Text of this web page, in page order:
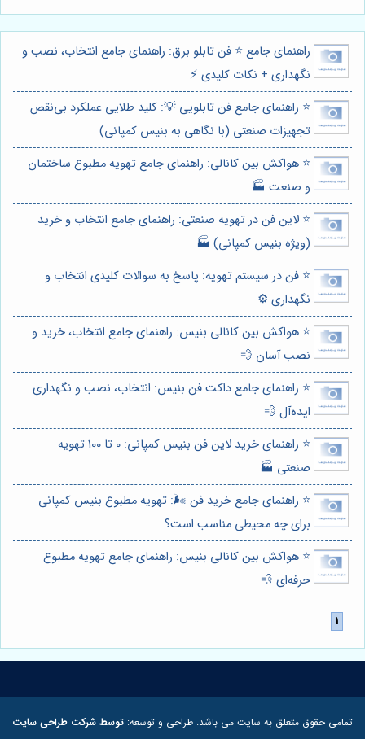
راهنمای جامع ⭐️ فن تابلو برق: راهنمای جامع انتخاب، نصب و
نگهداری + نکات کلیدی ⚡️
⭐️ راهنمای جامع فن تابلویی 💡: کلید طلایی عملکرد بی‌نقص
تجهیزات صنعتی (با نگاهی به بنیس کمپانی)
⭐️ هواکش بین کانالی: راهنمای جامع تهویه مطبوع ساختمان
و صنعت 🏭
⭐️ لاین فن در تهویه صنعتی: راهنمای جامع انتخاب و خرید
(ویژه بنیس کمپانی) 🏭
⭐️ فن در سیستم تهویه: پاسخ به سوالات کلیدی انتخاب و
نگهداری ⚙️
⭐️ هواکش بین کانالی بنیس: راهنمای جامع انتخاب، خرید و
نصب آسان 💨
⭐️ راهنمای جامع داکت فن بنیس: انتخاب، نصب و نگهداری
ایده‌آل 💨
⭐️ راهنمای خرید لاین فن بنیس کمپانی: 0 تا 100 تهویه
صنعتی 🏭
⭐️ راهنمای جامع خرید فن 🌬️: تهویه مطبوع بنیس کمپانی
برای چه محیطی مناسب است؟
⭐️ هواکش بین کانالی بنیس: راهنمای جامع تهویه مطبوع
حرفه‌ای 💨
تمامی حقوق متعلق به سایت می باشد. طراحی و توسعه: توسط شرکت طراحی سایت